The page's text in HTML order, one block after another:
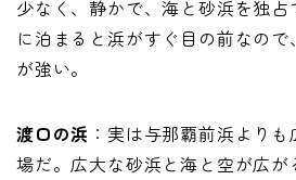
少なく、静かで、海と砂浜を独
に泊まると浜がすぐ目の前なの
が強い。
渡口の浜 ：実は与那覇前浜より
場だ。広大な砂浜と海と空が広